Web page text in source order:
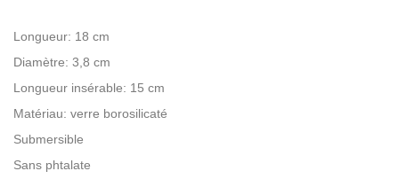
Longueur: 18 cm
Diamètre: 3,8 cm
Longueur insérable: 15 cm
Matériau: verre borosilicaté
Submersible
Sans phtalate